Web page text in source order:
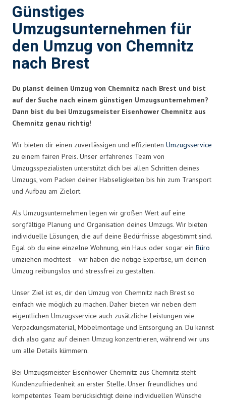
Günstiges
Umzugsunternehmen für
den Umzug von Chemnitz
nach Brest
Du planst deinen Umzug von Chemnitz nach Brest und bist
auf der Suche nach einem günstigen Umzugsunternehmen?
Dann bist du bei Umzugsmeister Eisenhower Chemnitz aus
Chemnitz genau richtig!
Wir bieten dir einen zuverlässigen und effizienten Umzugsservice
zu einem fairen Preis. Unser erfahrenes Team von
Umzugsspezialisten unterstützt dich bei allen Schritten deines
Umzugs, vom Packen deiner Habseligkeiten bis hin zum Transport
und Aufbau am Zielort.
Als Umzugsunternehmen legen wir großen Wert auf eine
sorgfältige Planung und Organisation deines Umzugs. Wir bieten
individuelle Lösungen, die auf deine Bedürfnisse abgestimmt sind.
Egal ob du eine einzelne Wohnung, ein Haus oder sogar ein Büro
umziehen möchtest – wir haben die nötige Expertise, um deinen
Umzug reibungslos und stressfrei zu gestalten.
Unser Ziel ist es, dir den Umzug von Chemnitz nach Brest so
einfach wie möglich zu machen. Daher bieten wir neben dem
eigentlichen Umzugsservice auch zusätzliche Leistungen wie
Verpackungsmaterial, Möbelmontage und Entsorgung an. Du kannst
dich also ganz auf deinen Umzug konzentrieren, während wir uns
um alle Details kümmern.
Bei Umzugsmeister Eisenhower Chemnitz aus Chemnitz steht
Kundenzufriedenheit an erster Stelle. Unser freundliches und
kompetentes Team berücksichtigt deine individuellen Wünsche